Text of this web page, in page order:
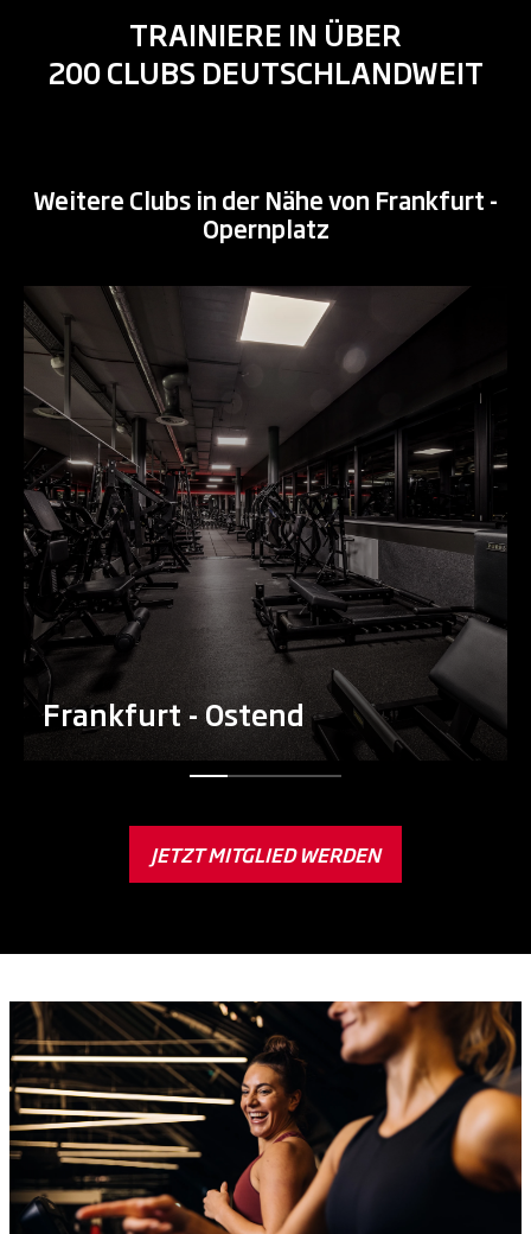
TRAINIERE IN ÜBER
200 CLUBS DEUTSCHLANDWEIT
Weitere Clubs in der Nähe von Frankfurt -
Opernplatz
Frankfurt - Ostend
JETZT MITGLIED WERDEN